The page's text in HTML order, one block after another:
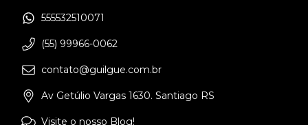
555532510071
(55) 99966-0062
contato@guilgue.com.br
Av Getúlio Vargas 1630. Santiago RS
Visite o nosso Blog!